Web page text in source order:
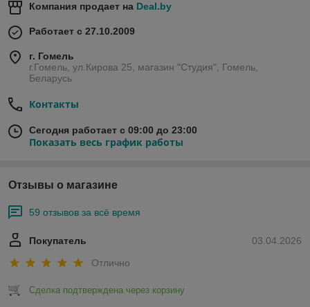
Компания продает на Deal.by
Работает с 27.10.2009
г. Гомель
г.Гомель, ул.Кирова 25, магазин "Студия", Гомель,
Беларусь
Контакты
Сегодня работает с 09:00 до 23:00
Показать весь график работы
Отзывы о магазине
59 отзывов за всё время
03.04.2026
Покупатель
Отлично
Сделка подтверждена через корзину